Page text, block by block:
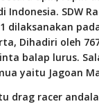
Indonesia. SDW
dilaksanakan
Dihadiri oleh
balap lurus.
yaitu Jagoan
drag racer